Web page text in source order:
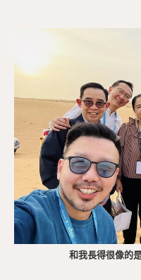
和我長得很像的